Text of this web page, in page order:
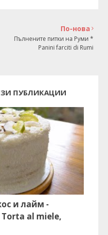
По-нова
Пълнените питки на Руми *
Panini farciti di Rumi
ПУБЛИКАЦИИ
и лайм -
al miele,